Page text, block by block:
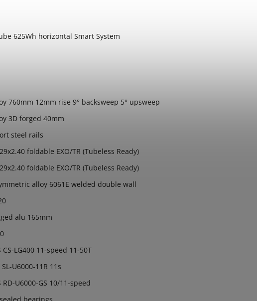
625Wh horizontal Smart System
760mm 12mm rise 9° backsweep 5° upsweep
3D forged 40mm
steel rails
foldable EXO/TR (Tubeless Ready)
foldable EXO/TR (Tubeless Ready)
alloy 6061E welded double wall
alu 165mm
CS-LG400 11-speed 11-50T
U6000-11R 11s
RD-U6000-GS 10/11-speed